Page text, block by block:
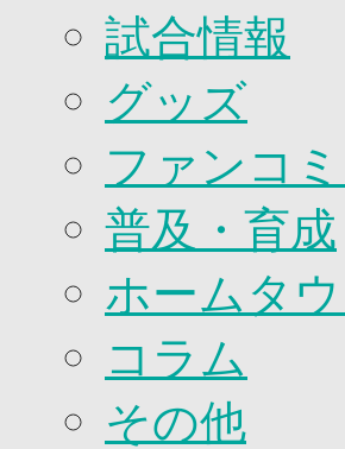
オフィシャルストア（実店
オンラインストア
ACADEMY
アカデミーについて
プロジェクト
コーチ&スタッフ
ジュニア
ジュニアユース
ユース
練習拠点（ナラディーア）
SCHOOL
CLUB
パートナー募集
クラブ理念
クラブ情報
サステナビリティ
試合情報
グッズ
ファンコ
普及・育成
ホームタ
コラム
その他